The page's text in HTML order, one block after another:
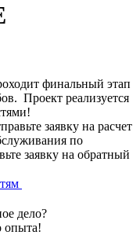
финальный этап
Проект реализуется
заявку на расчет
по
заявку на обратный
дело?
опыта!